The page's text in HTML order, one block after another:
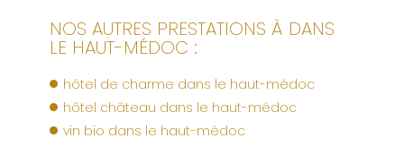
NOS AUTRES PRESTATIONS À DANS
LE HAUT-MÉDOC :
hôtel de charme dans le haut-médoc
hôtel château dans le haut-médoc
vin bio dans le haut-médoc